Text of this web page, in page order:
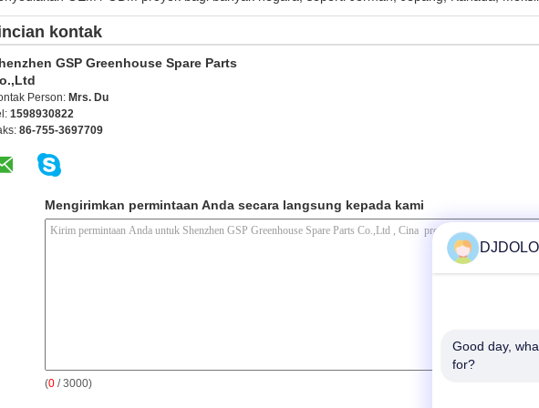
kontak
GSP Greenhouse Spare Parts
Person: Mrs. Du
1598930822
86-755-3697709
Mengirimkan permintaan Anda secara langsung kepada kami
(0 / 3000)
Good day,
for?